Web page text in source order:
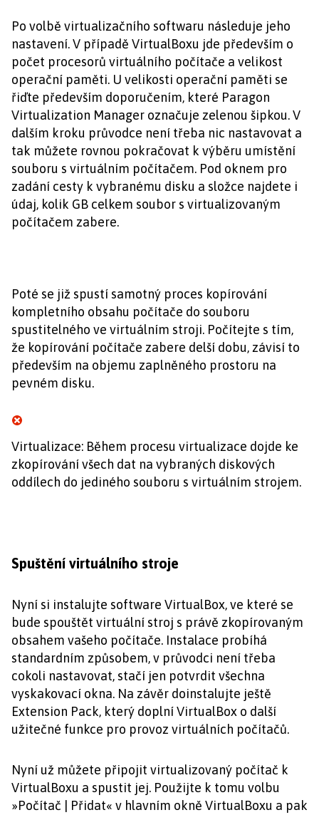
Po volbě virtualizačního softwaru následuje jeho
nastavení. V případě VirtualBoxu jde především o
počet procesorů virtuálního počítače a velikost
operační paměti. U velikosti operační paměti se
řiďte především doporučením, které Paragon
Virtualization Manager označuje zelenou šipkou. V
dalším kroku průvodce není třeba nic nastavovat a
tak můžete rovnou pokračovat k výběru umístění
souboru s virtuálním počítačem. Pod oknem pro
zadání cesty k vybranému disku a složce najdete i
údaj, kolik GB celkem soubor s virtualizovaným
počítačem zabere.
Poté se již spustí samotný proces kopírování
kompletního obsahu počítače do souboru
spustitelného ve virtuálním stroji. Počítejte s tím,
že kopírování počítače zabere delší dobu, závisí to
především na objemu zaplněného prostoru na
pevném disku.
Virtualizace: Během procesu virtualizace dojde ke
zkopírování všech dat na vybraných diskových
oddílech do jediného souboru s virtuálním strojem.
Spuštění virtuálního stroje
Nyní si instalujte software VirtualBox, ve které se
bude spouštět virtuální stroj s právě zkopírovaným
obsahem vašeho počítače. Instalace probíhá
standardním způsobem, v průvodci není třeba
cokoli nastavovat, stačí jen potvrdit všechna
vyskakovací okna. Na závěr doinstalujte ještě
Extension Pack, který doplní VirtualBox o další
užitečné funkce pro provoz virtuálních počítačů.
Nyní už můžete připojit virtualizovaný počítač k
VirtualBoxu a spustit jej. Použijte k tomu volbu
»Počítač | Přidat« v hlavním okně VirtualBoxu a pak